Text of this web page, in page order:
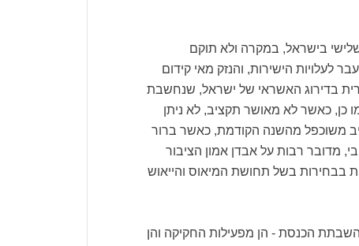
בישראל, במקרה ולא תוקם
הישירות, והנזק מאי קידום
בדירוג האשראי של ישראל, שנחשבת
כן, כאשר לא מאושר תקציב, לא ניתן
משוכפל מהשנה הקודמת, כאשר ברור
מדובר רבות על אבדן אמון הציבור
בבחירות בשל תחושת המיאוס והייאוש
הכנסת - הן מפעילות החקיקה והן